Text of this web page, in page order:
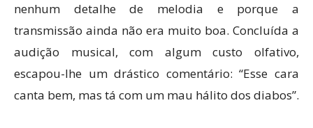
nenhum detalhe de melodia e porque a
transmissão ainda não era muito boa. Concluída a
audição musical, com algum custo olfativo,
escapou-lhe um drástico comentário: “Esse cara
canta bem, mas tá com um mau hálito dos diabos”.